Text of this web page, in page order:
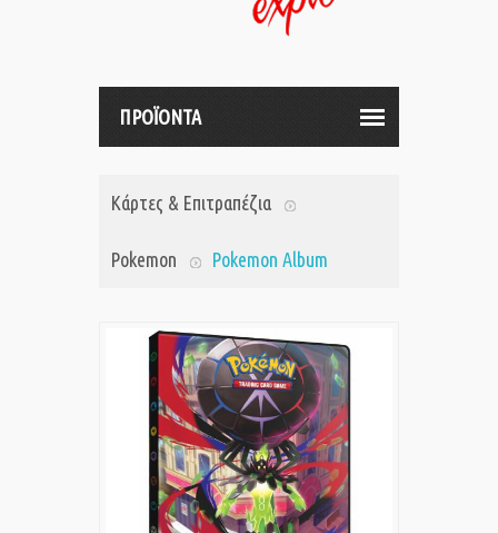
ΠΡΟΪΟΝΤΑ
Κάρτες & Επιτραπέζια
Pokemon Pokemon Album